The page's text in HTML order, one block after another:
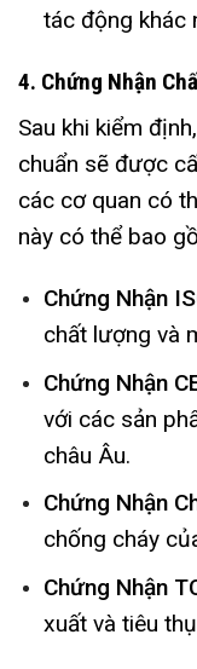
tác động khác
4. Chứng Nhận
Sau khi kiểm
chuẩn sẽ được
các cơ quan có
này có thể bao
Chứng Nhận
chất lượng và
Chứng Nhận
với các sản
châu Âu.
Chứng Nhận
chống cháy
Chứng Nhận
xuất và tiêu